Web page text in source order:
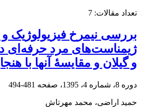
تعداد مقالات: 7
بررسی نیمرخ فیزیولوژیک و
ژیمناست‌های مرد حرفه‌ای
و گیلان و مقایسۀ آنها با
دوره 8، شماره 4، 1395، صفحه 481-494
حمید اراضی، محمد مهرتاش